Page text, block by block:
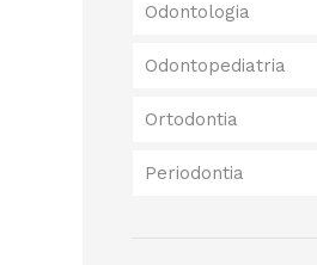
Odontologia
Odontopediatria
Ortodontia
Periodontia